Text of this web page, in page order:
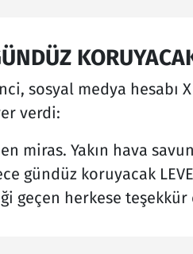
sosyal medya hesabı
verdi:
miras. Yakın hava
gündüz koruyacak
geçen herkese